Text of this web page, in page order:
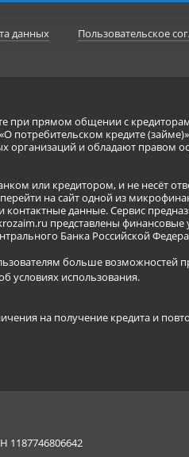
данных Пользовательское
при прямом общении с
кредите
и обладают правом
или кредитором, и не несёт
на сайт одной из
данные. Сервис
представлены
Банка Российской
больше возможностей
условиях использования.
на получение кредита и